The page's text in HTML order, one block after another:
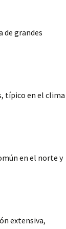
de grandes
típico en el clima
en el norte y
extensiva,